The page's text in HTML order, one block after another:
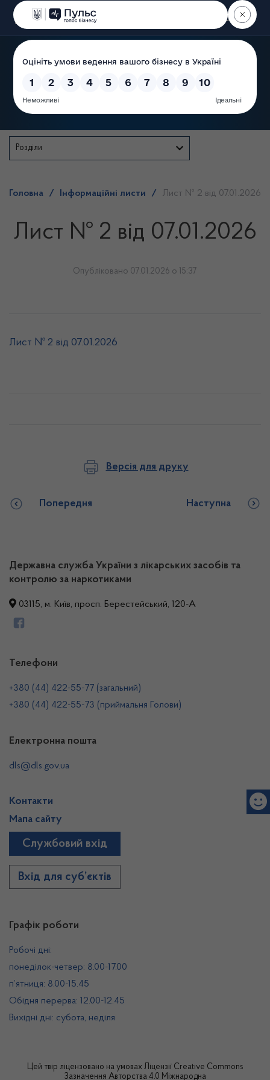
Пошук
Розділи
Головна / Інформаційні листи / Лист № 2 від 07.01.2026
Лист № 2 від 07.01.2026
Опубліковано 07.01.2026 о 15:37
Лист № 2 від 07.01.2026
Версія для друку
Попередня Наступна
Державна служба України з лікарських засобів та
контролю за наркотиками
03115, м. Київ, просп. Берестейський, 120-А
Графік роботи
Робочі дні:
понеділок-четвер: 8.00-17.00
п’ятниця: 8.00-15.45
Обідня перерва: 12.00-12.45
Вихідні дні: субота, неділя
Телефони
+380 (44) 422-55-77 (загальний)
+380 (44) 422-55-73 (приймальня Голови)
Електронна пошта
dls@dls.gov.ua
Контакти
Мапа сайту
Службовий вхід
Вхід для суб’єктів
Цей твір ліцензовано на умовах Ліцензії Creative Commons
Зазначення Авторства 4.0 Міжнародна